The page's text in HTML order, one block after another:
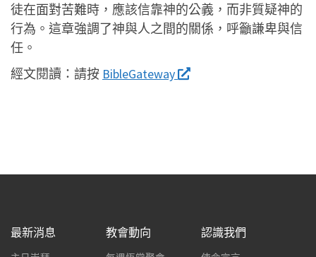
徒在面對苦難時，應該信靠神的公義，而非質疑神的
行為。這章強調了神與人之間的關係，呼籲謙卑與信
任。
經文閱讀： 請按 BibleGateway
最新消息 教會動向 認識我們